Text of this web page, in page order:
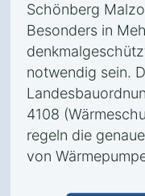
Schönberg
Besonders in
notwendig sein.
4108
regeln die
von